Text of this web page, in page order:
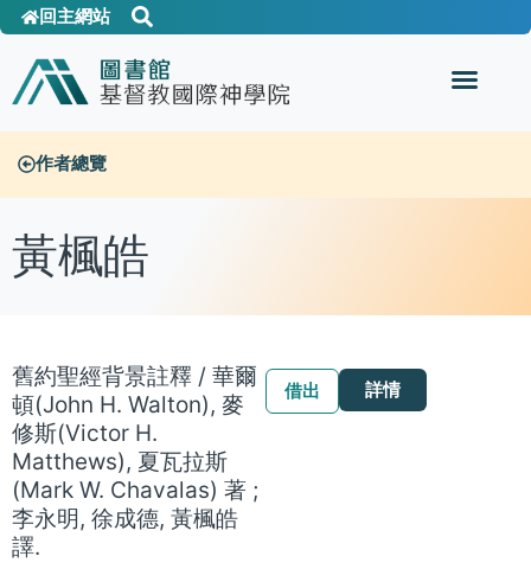
回主網站
作者總覽
黃楓皓
舊約聖經背景註釋 / 華爾
頓(John H. Walton), 麥
修斯(Victor H.
Matthews), 夏瓦拉斯
(Mark W. Chavalas) 著 ;
李永明, 徐成德, 黃楓皓
譯.
借出 詳情